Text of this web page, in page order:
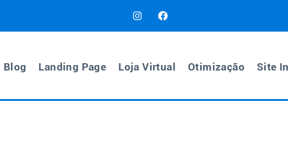
Blog Landing Page Loja Virtual Otimização Site